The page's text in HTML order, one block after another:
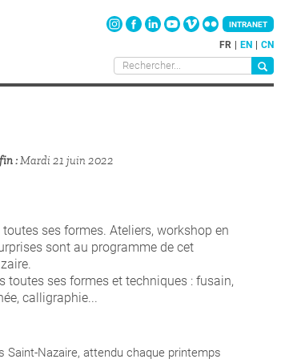
FR EN CN
INTRANET
Mardi 21 juin 2022
ses formes. Ateliers, workshop en
sont au programme de cet
toutes ses formes et techniques : fusain,
calligraphie...
Saint-Nazaire, attendu chaque printemps